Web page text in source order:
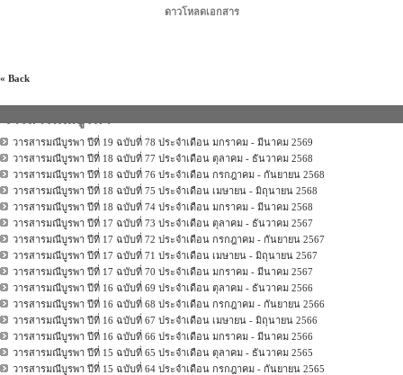
ดาวโหลดเอกสาร
« Back
วารสารมณีบูรพา ปีที่ 19 ฉบับที่ 78 ประจำเดือน มกราคม - มีนาคม 2569
วารสารมณีบูรพา ปีที่ 18 ฉบับที่ 77 ประจำเดือน ตุลาคม - ธันวาคม 2568
วารสารมณีบูรพา ปีที่ 18 ฉบับที่ 76 ประจำเดือน กรกฎาคม - กันยายน 2568
วารสารมณีบูรพา ปีที่ 18 ฉบับที่ 75 ประจำเดือน เมษายน - มิถุนายน 2568
วารสารมณีบูรพา ปีที่ 18 ฉบับที่ 74 ประจำเดือน มกราคม - มีนาคม 2568
วารสารมณีบูรพา ปีที่ 17 ฉบับที่ 73 ประจำเดือน ตุลาคม - ธันวาคม 2567
วารสารมณีบูรพา ปีที่ 17 ฉบับที่ 72 ประจำเดือน กรกฎาคม - กันยายน 2567
วารสารมณีบูรพา ปีที่ 17 ฉบับที่ 71 ประจำเดือน เมษายน - มิถุนายน 2567
วารสารมณีบูรพา ปีที่ 17 ฉบับที่ 70 ประจำเดือน มกราคม - มีนาคม 2567
วารสารมณีบูรพา ปีที่ 16 ฉบับที่ 69 ประจำเดือน ตุลาคม - ธันวาคม 2566
วารสารมณีบูรพา ปีที่ 16 ฉบับที่ 68 ประจำเดือน กรกฎาคม - กันยายน 2566
วารสารมณีบูรพา ปีที่ 16 ฉบับที่ 67 ประจำเดือน เมษายน - มิถุนายน 2566
วารสารมณีบูรพา ปีที่ 16 ฉบับที่ 66 ประจำเดือน มกราคม - มีนาคม 2566
วารสารมณีบูรพา ปีที่ 15 ฉบับที่ 65 ประจำเดือน ตุลาคม - ธันวาคม 2565
วารสารมณีบูรพา ปีที่ 15 ฉบับที่ 64 ประจำเดือน กรกฎาคม - กันยายน 2565